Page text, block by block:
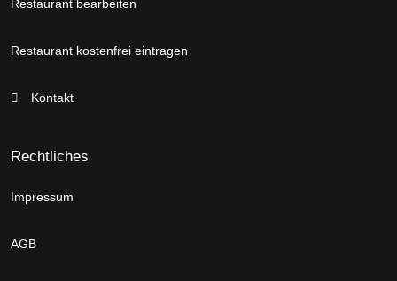
Restaurant bearbeiten
Restaurant kostenfrei eintragen
Kontakt
Rechtliches
Impressum
AGB